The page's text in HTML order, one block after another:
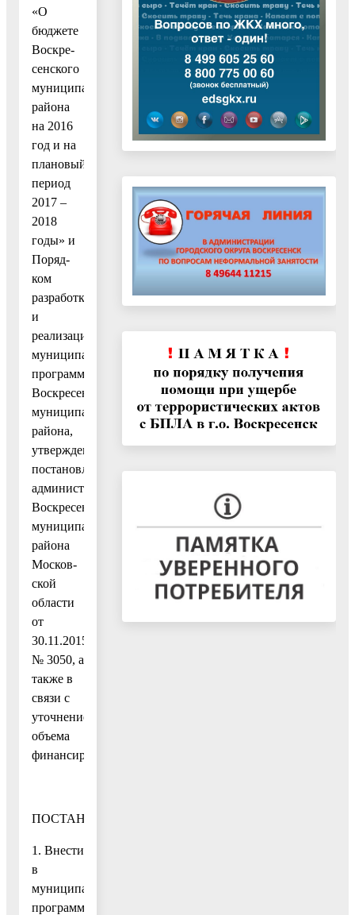
«О
бюджете
Воскре-
сенского
муниципального
района
на 2016
год и на
плановый
период
2017 –
2018
годы» и
Поряд-
ком
разработки
и
реализации
муниципальных
программ
Воскресенского
муниципального
района,
утвержденным
постановлением
администрации
Воскресенского
муниципального
района
Москов-
ской
области
от
30.11.2015
№ 3050, а
также в
связи с
уточнением
объема
финансирования
ПОСТАНОВЛЯЮ:
1. Внести
в
муниципальную
программу